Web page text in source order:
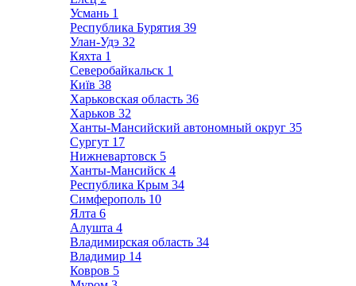
Усмань 1
Республика Бурятия 39
Улан-Удэ 32
Кяхта 1
Северобайкальск 1
Київ 38
Харьковская область 36
Харьков 32
Ханты-Мансийский автономный округ 35
Сургут 17
Нижневартовск 5
Ханты-Мансийск 4
Республика Крым 34
Симферополь 10
Ялта 6
Алушта 4
Владимирская область 34
Владимир 14
Ковров 5